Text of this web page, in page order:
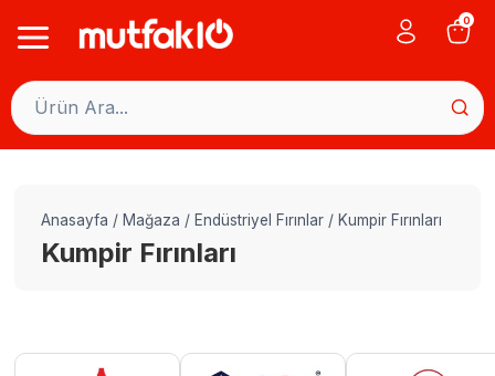
0
Anasayfa / Mağaza / Endüstriyel Fırınlar / Kumpir Fırınları
Kumpir Fırınları